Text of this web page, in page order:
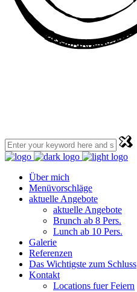
Über mich
Menüvorschläge
aktuelle Angebote
aktuelle Angebote
Brunch ab 8 Pers.
Lunch ab 10 Pers.
Galerie
Referenzen
Das Wichtigste zum Schluss
Kontakt
Locations fuer Feiern